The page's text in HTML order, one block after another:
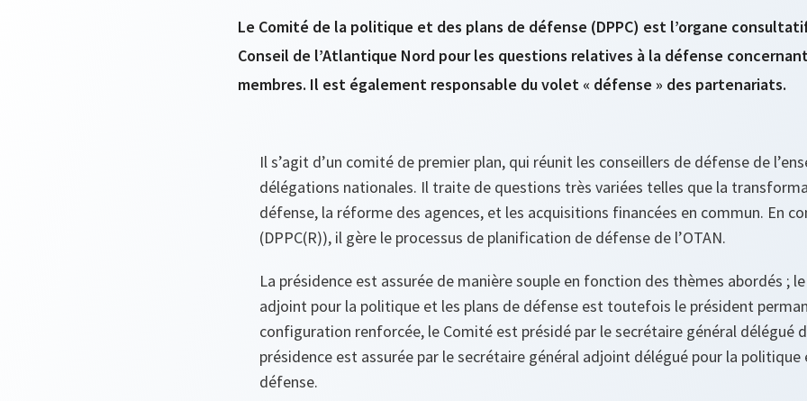
Le Comité de la politique et des plans de défense (DPPC) est l’organe
Conseil de l’Atlantique Nord pour les questions relatives à la défense
membres. Il est également responsable du volet « défense » des partenariats.
Il s’agit d’un comité de premier plan, qui réunit les conseillers de défense de
délégations nationales. Il traite de questions très variées telles que la
défense, la réforme des agences, et les acquisitions financées en commun. En
(DPPC(R)), il gère le processus de planification de défense de l’OTAN.
La présidence est assurée de manière souple en fonction des thèmes abordés ;
adjoint pour la politique et les plans de défense est toutefois le président
configuration renforcée, le Comité est présidé par le secrétaire général délégué
présidence est assurée par le secrétaire général adjoint délégué pour la politique
défense.